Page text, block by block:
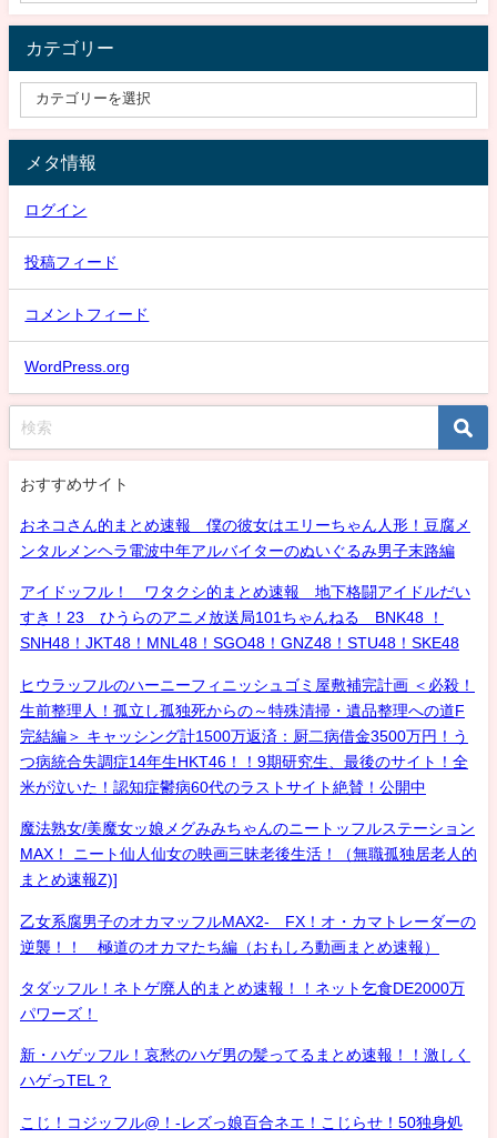
カテゴリー
メタ情報
ログイン
投稿フィード
コメントフィード
WordPress.org
おすすめサイト
おネコさん的まとめ速報 僕の彼女はエリーちゃん人形！豆腐メ
ンタルメンヘラ電波中年アルバイターのぬいぐるみ男子末路編
アイドッフル！ ワタクシ的まとめ速報 地下格闘アイドルだい
すき！23 ひうらのアニメ放送局101ちゃんねる BNK48 ！
SNH48！JKT48！MNL48！SGO48！GNZ48！STU48！SKE48
ヒウラッフルのハーニーフィニッシュゴミ屋敷補完計画 ＜必殺！
生前整理人！孤立し孤独死からの～特殊清掃・遺品整理への道F
完結編＞ キャッシング計1500万返済：厨二病借金3500万円！う
つ病統合失調症14年生HKT46！！9期研究生、最後のサイト！全
米が泣いた！認知症鬱病60代のラストサイト絶賛！公開中
魔法熟女/美魔女ッ娘メグみみちゃんのニートッフルステーション
MAX！ ニート仙人仙女の映画三昧老後生活！（無職孤独居老人的
まとめ速報Z)]
乙女系腐男子のオカマッフルMAX2- FX！オ・カマトレーダーの
逆襲！！ 極道のオカマたち編（おもしろ動画まとめ速報）
タダッフル！ネトゲ廃人的まとめ速報！！ネット乞食DE2000万
パワーズ！
新・ハゲッフル！哀愁のハゲ男の髪ってるまとめ速報！！激しく
ハゲっTEL？
こじ！コジッフル@！-レズっ娘百合ネエ！こじらせ！50独身処